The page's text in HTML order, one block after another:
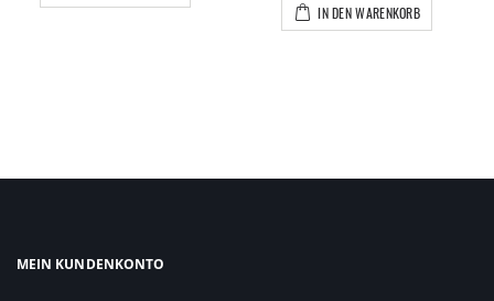
IN DEN WARENKORB
MEIN KUNDENKONTO